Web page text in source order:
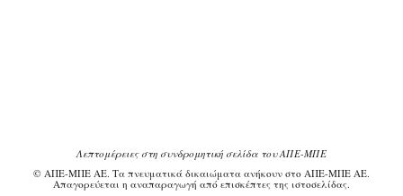
Λεπτομέρειες στη συνδρομητική σελίδα του ΑΠΕ-ΜΠΕ
© ΑΠΕ-ΜΠΕ ΑΕ. Τα πνευματικά δικαιώματα ανήκουν στο ΑΠΕ-ΜΠΕ ΑΕ.
Απαγορεύεται η αναπαραγωγή από επισκέπτες της ιστοσελίδας.